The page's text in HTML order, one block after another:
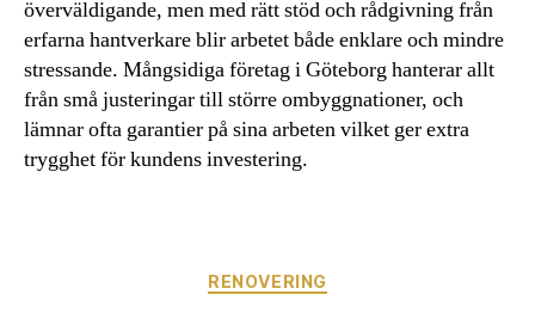
överväldigande, men med rätt stöd och rådgivning från
erfarna hantverkare blir arbetet både enklare och mindre
stressande. Mångsidiga företag i Göteborg hanterar allt
från små justeringar till större ombyggnationer, och
lämnar ofta garantier på sina arbeten vilket ger extra
trygghet för kundens investering.
Kategorier
RENOVERING